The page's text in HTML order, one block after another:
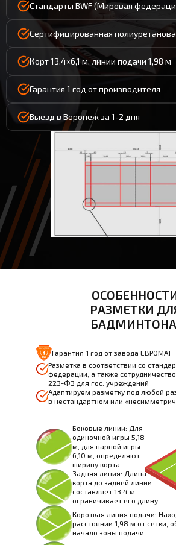
Стандарты BWF (Мировая
Сертифицированная
Корт 13,4×6,1 м, линии подачи 1,98 м
Гарантия 1 год от производителя
Выезд в Воронеж за 1-2 дня
РАЗМЕТКИ
Разметка в соответствии со
федерации, а также
223-ФЗ для гос. учреждений
Гарантия 1 год от завода ЕВРОМАТ
Адаптируем разметку под любой
в нестандартном или
Боковые линии: Для
одиночной игры 5,18
м, для парной игры
6,10 м, определяют
ширину корта
Задняя линия: Длина
корта до задней линии
составляет 13,4 м,
ограничивает его длину
Короткая линия подачи:
расстоянии 1,98 м от сетки,
начало зоны подачи